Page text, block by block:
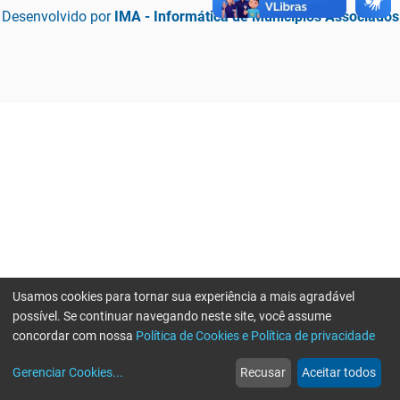
Desenvolvido por IMA - Informática de Municípios Associados
web
Notícias
more_horiz
Mais
Usamos cookies para tornar sua experiência a mais agradável
possível. Se continuar navegando neste site, você assume
concordar com nossa Política de Cookies e Política de privacidade
Gerenciar Cookies... Recusar Aceitar todos
Erro ao enviar informações, por favor tente novamente